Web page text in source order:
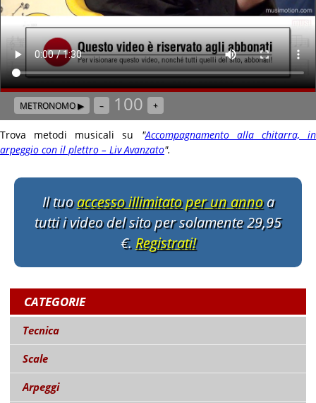
METRONOMO ▶ – 100 +
Trova metodi musicali su "Accompagnamento alla chitarra, in
arpeggio con il plettro – Liv Avanzato".
Il tuoaccesso illimitato per un annoa
tutti i video del sito per solamente 29,95
€. Registrati!
CATEGORIE
Tecnica
Scale
Arpeggi